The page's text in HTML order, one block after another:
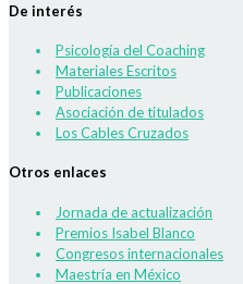
De interés
Psicología del Coaching
Materiales Escritos
Publicaciones
Asociación de titulados
Los Cables Cruzados
Otros enlaces
Jornada de actualización
Premios Isabel Blanco
Congresos internacionales
Maestría en México